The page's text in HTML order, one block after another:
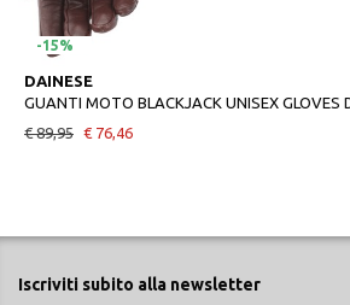
-15%
DAINESE
€ 89,95 € 76,46
Iscriviti subito alla newsletter